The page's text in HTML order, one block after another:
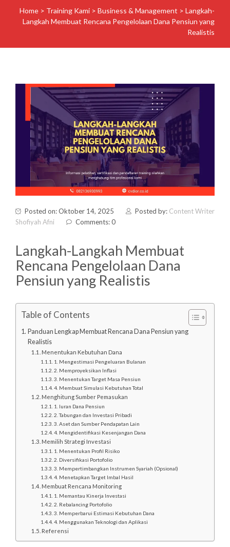
Home > Training Kami > Business & Management > Langkah-
Langkah Membuat Rencana Pengelolaan Dana Pensiun yang
Realistis
Posted on: Oktober 14, 2025 Posted by: Content Writer
Shofiyah Afni
Comments: 0
Langkah-Langkah Membuat
Rencana Pengelolaan Dana
Pensiun yang Realistis
Table of Contents
Panduan Lengkap Membuat Rencana Dana Pensiun yang
Realistis
Menentukan Kebutuhan Dana
1. Mengestimasi Pengeluaran Bulanan
2. Memproyeksikan Inflasi
3. Menentukan Target Masa Pensiun
4. Membuat Simulasi Kebutuhan Total
Menghitung Sumber Pemasukan
1. Iuran Dana Pensiun
2. Tabungan dan Investasi Pribadi
3. Aset dan Sumber Pendapatan Lain
4. Mengidentifikasi Kesenjangan Dana
Memilih Strategi Investasi
1. Menentukan Profil Risiko
2. Diversifikasi Portofolio
3. Mempertimbangkan Instrumen Syariah (Opsional)
4. Menetapkan Target Imbal Hasil
Membuat Rencana Monitoring
1. Memantau Kinerja Investasi
2. Rebalancing Portofolio
3. Memperbarui Estimasi Kebutuhan Dana
4. Menggunakan Teknologi dan Aplikasi
Referensi